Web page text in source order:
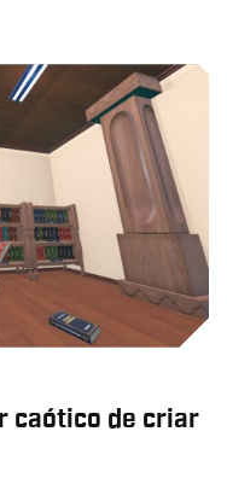
caótico de criar